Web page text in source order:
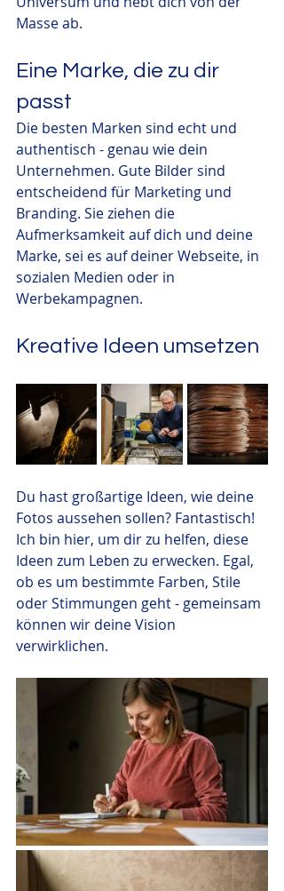
Masse ab.
Eine Marke, die zu dir
passt
Die besten Marken sind echt und
authentisch - genau wie dein
Unternehmen. Gute Bilder sind
entscheidend für Marketing und
Branding. Sie ziehen die
Aufmerksamkeit auf dich und deine
Marke, sei es auf deiner Webseite, in
sozialen Medien oder in
Werbekampagnen.
Kreative Ideen umsetzen
Du hast großartige Ideen, wie deine
Fotos aussehen sollen? Fantastisch!
Ich bin hier, um dir zu helfen, diese
Ideen zum Leben zu erwecken. Egal,
ob es um bestimmte Farben, Stile
oder Stimmungen geht - gemeinsam
können wir deine Vision
verwirklichen.